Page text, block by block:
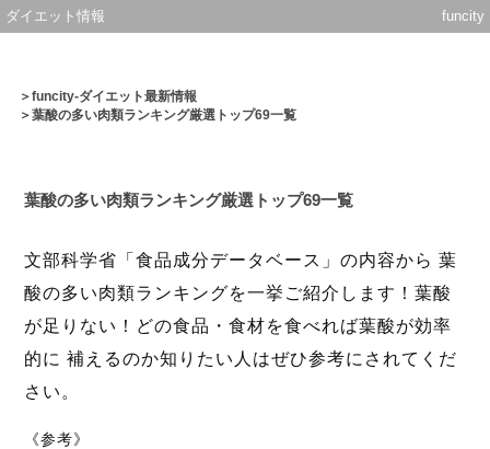
ダイエット情報 funcity
＞funcity-ダイエット最新情報
＞葉酸の多い肉類ランキング厳選トップ69一覧
葉酸の多い肉類ランキング厳選トップ69一覧
文部科学省「食品成分データベース」の内容から 葉
酸の多い肉類ランキングを一挙ご紹介します！葉酸
が足りない！どの食品・食材を食べれば葉酸が効率
的に 補えるのか知りたい人はぜひ参考にされてくだ
さい。
《参考》